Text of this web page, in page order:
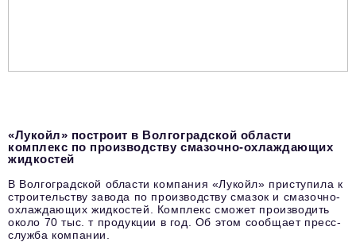
«Лукойл» построит в Волгоградской области
комплекс по производству смазочно-охлаждающих
жидкостей
В Волгоградской области компания «Лукойл» приступила к
строительству завода по производству смазок и смазочно-
охлаждающих жидкостей. Комплекс сможет производить
около 70 тыс. т продукции в год. Об этом сообщает пресс-
служба компании.